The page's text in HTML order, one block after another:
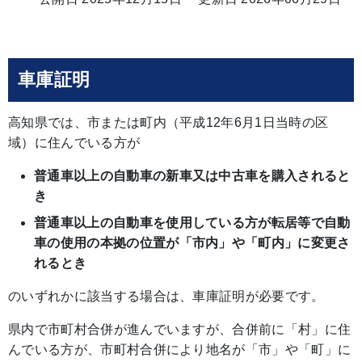
車庫証明
高知県では、市または町内（平成12年6月1日当時の区
域）に住んでいる方が
普通車以上の自動車の新車又は中古車を購入されると
き
普通車以上の自動車を使用している方が転居等で自動
車の使用の本拠の位置が「市内」や「町内」に変更さ
れるとき
のいずれかに該当する場合は、車庫証明が必要です。
県内で市町村合併が進んでいますが、合併前に「村」に住
んでいる方が、市町村合併により地名が「市」や「町」に